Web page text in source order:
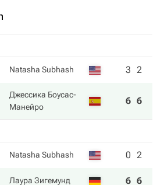
Natasha Subhash 3 2
Джессика Боусас-
Манейро
6 6
Natasha Subhash 0 2
Лаура Зигемунд 6 6